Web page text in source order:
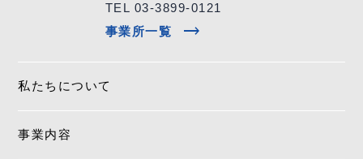
TEL 03-3899-0121
事業所一覧
trending_flat
私たちについて
事業内容